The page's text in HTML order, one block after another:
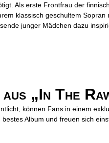
Als erste Frontfrau der
klassisch geschultem
junger Mädchen dazu
„In The
können Fans in einem
Album und freuen sich